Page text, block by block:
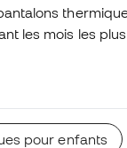
les mois les
pour enfants